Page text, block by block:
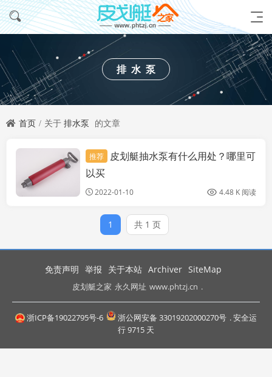
排水泵
首页 关于 排水泵 的文章
手动抽水泵
推荐
皮划艇抽水泵有什么用处？哪里可
以买
2022-01-10 4.48 K 阅读
1 共 1 页
免责声明 举报 关于本站 Archiver SiteMap
皮划艇之家 永久网址 www.phtzj.cn .
浙ICP备19022795号-6 浙公网安备 33019202000270号 . 安全运
行9715 天